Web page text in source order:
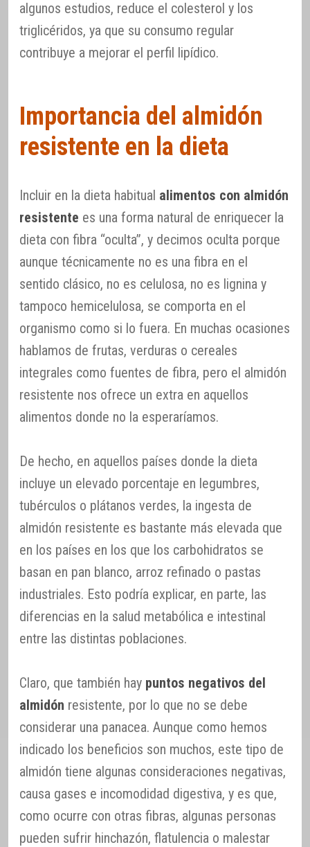
algunos estudios, reduce el colesterol y los
triglicéridos, ya que su consumo regular
contribuye a mejorar el perfil lipídico.
Importancia del almidón
resistente en la dieta
Incluir en la dieta habitual alimentos con almidón
resistente es una forma natural de enriquecer la
dieta con fibra “oculta”, y decimos oculta porque
aunque técnicamente no es una fibra en el
sentido clásico, no es celulosa, no es lignina y
tampoco hemicelulosa, se comporta en el
organismo como si lo fuera. En muchas ocasiones
hablamos de frutas, verduras o cereales
integrales como fuentes de fibra, pero el almidón
resistente nos ofrece un extra en aquellos
alimentos donde no la esperaríamos.
De hecho, en aquellos países donde la dieta
incluye un elevado porcentaje en legumbres,
tubérculos o plátanos verdes, la ingesta de
almidón resistente es bastante más elevada que
en los países en los que los carbohidratos se
basan en pan blanco, arroz refinado o pastas
industriales. Esto podría explicar, en parte, las
diferencias en la salud metabólica e intestinal
entre las distintas poblaciones.
Claro, que también hay puntos negativos del
almidón resistente, por lo que no se debe
considerar una panacea. Aunque como hemos
indicado los beneficios son muchos, este tipo de
almidón tiene algunas consideraciones negativas,
causa gases e incomodidad digestiva, y es que,
como ocurre con otras fibras, algunas personas
pueden sufrir hinchazón, flatulencia o malestar